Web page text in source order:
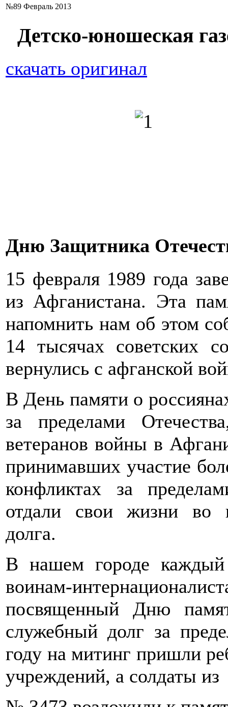
№89 Февраль 2013
Детско-юношеская
скачать оригинал
Дню Защитника
15 февраля 1989 года
из Афганистана. Эта
напомнить нам об этом
14 тысячах советских
вернулись с афганской
В День памяти о
за пределами
ветеранов войны в
принимавших участие
конфликтах за
отдали свои жизни во
долга.
В нашем городе
воинам-
посвященный Дню
служебный долг за
году на митинг пришли
учреждений, а солдаты